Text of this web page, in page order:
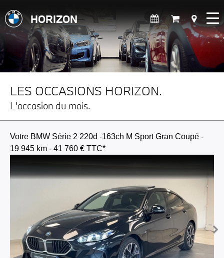
HORIZON
LES OCCASIONS HORIZON.
L'occasion du mois.
Votre BMW Série 2 220d -163ch M Sport Gran Coupé -
19 945 km - 41 760 € TTC*